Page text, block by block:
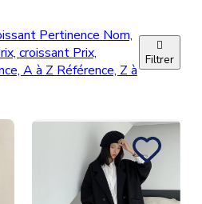
Pertinence Nom,
croissant Prix,
A à Z Référence, Z à

Filtrer